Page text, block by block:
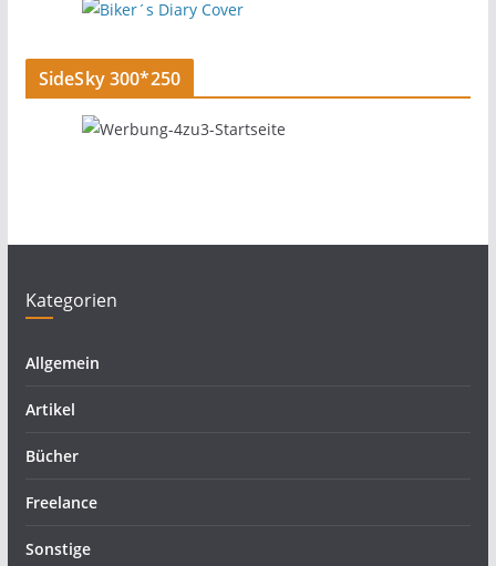
SideSky 300*250
Kategorien
Allgemein
Artikel
Bücher
Freelance
Sonstige